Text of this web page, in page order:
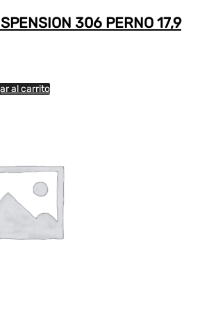
306 PERNO 17,9
al carrito